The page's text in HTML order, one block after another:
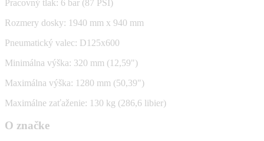
Pracovný tlak: 6 bar (87 PSI)
Rozmery dosky: 1940 mm x 940 mm
Pneumatický valec: D125x600
Minimálna výška: 320 mm (12,59")
Maximálna výška: 1280 mm (50,39")
Maximálne zaťaženie: 130 kg (286,6 libier)
O značke